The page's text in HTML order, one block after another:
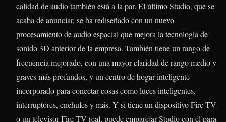
calidad de audio también está a la par. El último Studio, que se
acaba de anunciar, se ha rediseñado con un nuevo
procesamiento de audio espacial que mejora la tecnología de
sonido 3D anterior de la empresa. También tiene un rango de
frecuencia mejorado, con una mayor claridad de rango medio y
graves más profundos, y un centro de hogar inteligente
incorporado para conectar cosas como luces inteligentes,
interruptores, enchufes y más. Y si tiene un dispositivo Fire TV
o un televisor Fire TV real, puede emparejar Studio con él para